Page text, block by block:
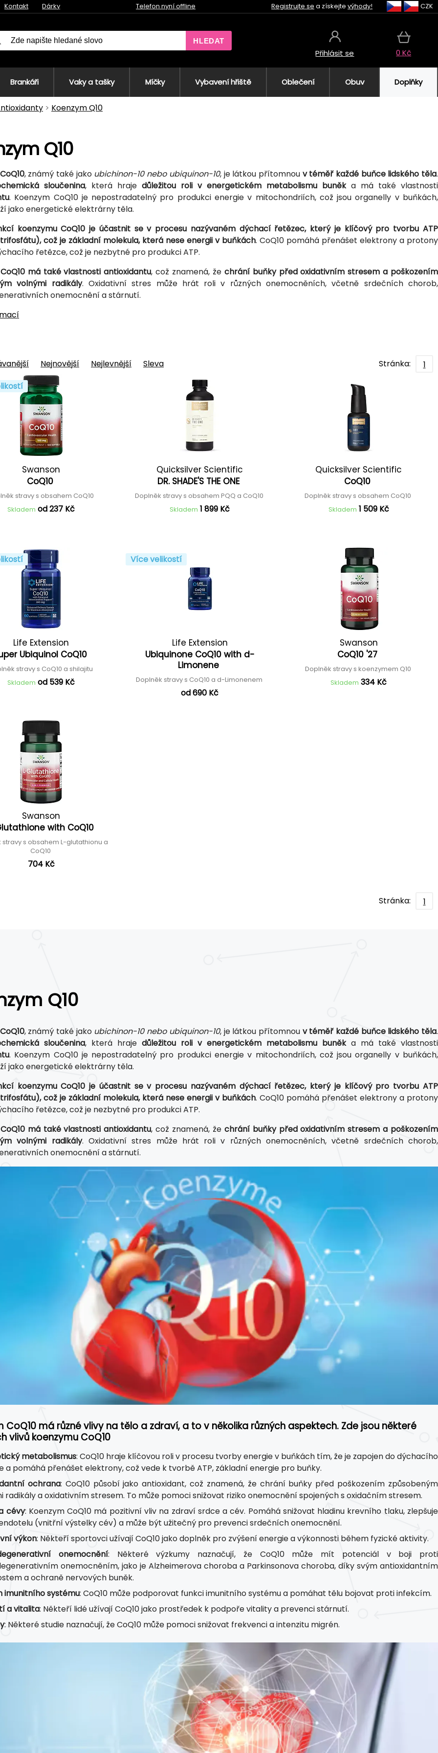
Kontakt Dárky Telefon nyní offline Registrujte se a získejte výhody! CZK
HLEDAT
Přihlásit se 0 Kč
Brankáři Vaky a tašky Míčky Vybavení hřiště Oblečení Obuv Doplňky
Koenzym Q10
Q10
, známý také jako ubichinon-10 nebo ubiquinon-10, je látkou přítomnou v téměř každé buňce lidského těla.
sloučenina, která hraje důležitou roli v energetickém metabolismu buněka má také vlastnosti
. Koenzym CoQ10 je nepostradatelný pro produkci energie v mitochondriích, což jsou organelly v buňkách,
jako energetické elektrárny těla.
koenzymu CoQ10 je účastnit se v procesu nazývaném dýchací řetězec, který je klíčový pro tvorbu ATP
což je základní molekula, která nese energii v buňkách. CoQ10 pomáhá přenášet elektrony a protony
řetězce, což je nezbytné pro produkci ATP.
má také vlastnosti antioxidantu, což znamená, že chrání buňky před oxidativním stresem a poškozením
volnými radikály. Oxidativní stres může hrát roli v různých onemocněních, včetně srdečních chorob,
onemocnění a stárnutí.
Nejnovější Nejlevnější Sleva Stránka:
1
Swanson
CoQ10
stravy s obsahem CoQ10
Skladem od 237 Kč
Quicksilver Scientific
DR. SHADE'S THE ONE
Doplněk stravy s obsahem PQQ a CoQ10
Skladem 1 899 Kč
Quicksilver Scientific
CoQ10
Doplněk stravy s obsahem CoQ10
Skladem 1 509 Kč
Life Extension
Ubiquinol CoQ10
stravy s CoQ10 a shilajitu
Skladem od 539 Kč
Více velikostí
Life Extension
Ubiquinone CoQ10 with d-
Limonene
Doplněk stravy s CoQ10 a d-Limonenem
od 690 Kč
Swanson
CoQ10 '27
Doplněk stravy s koenzymem Q10
Skladem 334 Kč
Swanson
with CoQ10
stravy s obsahem L-glutathionu a
CoQ10
704 Kč
Stránka: 1
Q10
, známý také jako ubichinon-10 nebo ubiquinon-10, je látkou přítomnou v téměř každé buňce lidského těla.
sloučenina, která hraje důležitou roli v energetickém metabolismu buněka má také vlastnosti
. Koenzym CoQ10 je nepostradatelný pro produkci energie v mitochondriích, což jsou organelly v buňkách,
jako energetické elektrárny těla.
koenzymu CoQ10 je účastnit se v procesu nazývaném dýchací řetězec, který je klíčový pro tvorbu ATP
což je základní molekula, která nese energii v buňkách. CoQ10 pomáhá přenášet elektrony a protony
řetězce, což je nezbytné pro produkci ATP.
má také vlastnosti antioxidantu, což znamená, že chrání buňky před oxidativním stresem a poškozením
volnými radikály. Oxidativní stres může hrát roli v různých onemocněních, včetně srdečních chorob,
onemocnění a stárnutí.
CoQ10 má různé vlivy na tělo a zdraví, a to v několika různých aspektech. Zde jsou některé
vlivů koenzymu CoQ10
metabolismus: CoQ10 hraje klíčovou roli v procesu tvorby energie v buňkách tím, že je zapojen do dýchacího
a pomáhá přenášet elektrony, což vede k tvorbě ATP, základní energie pro buňky.
ochrana: CoQ10 působí jako antioxidant, což znamená, že chrání buňky před poškozením způsobeným
radikály a oxidativním stresem. To může pomoci snižovat riziko onemocnění spojených s oxidačním stresem.
cévy: Koenzym CoQ10 má pozitivní vliv na zdraví srdce a cév. Pomáhá snižovat hladinu krevního tlaku, zlepšuje
(vnitřní výstelky cév) a může být užitečný pro prevenci srdečních onemocnění.
výkon: Někteří sportovci užívají CoQ10 jako doplněk pro zvýšení energie a výkonnosti během fyzické aktivity.
onemocnění: Některé výzkumy naznačují, že CoQ10 může mít potenciál v boji proti
onemocněním, jako je Alzheimerova choroba a Parkinsonova choroba, díky svým antioxidantním
a ochraně nervových buněk.
imunitního systému: CoQ10 může podporovat funkci imunitního systému a pomáhat tělu bojovat proti infekcím.
a vitalita: Někteří lidé užívají CoQ10 jako prostředek k podpoře vitality a prevenci stárnutí.
: Některé studie naznačují, že CoQ10 může pomoci snižovat frekvenci a intenzitu migrén.